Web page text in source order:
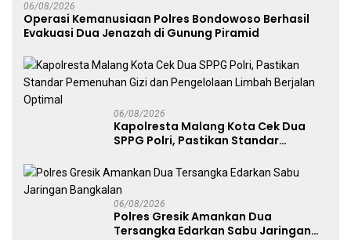
06/08/2026
Operasi Kemanusiaan Polres Bondowoso Berhasil
Evakuasi Dua Jenazah di Gunung Piramid
06/08/2026
Kapolresta Malang Kota Cek Dua
SPPG Polri, Pastikan Standar
Limbah Berjalan Optimal
06/08/2026
Polres Gresik Amankan Dua
Tersangka Edarkan Sabu Jaringan